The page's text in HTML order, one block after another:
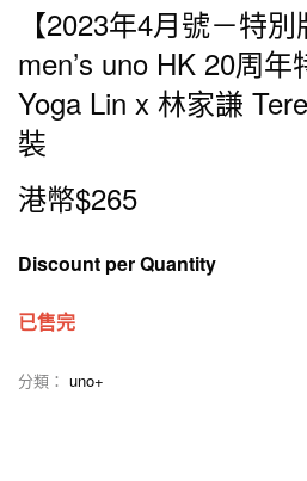
【2023年4月號－特別
men’s uno HK 20周
Yoga Lin x 林家謙
裝
港幣$265
Discount per Quantity
已售完
分類： uno+